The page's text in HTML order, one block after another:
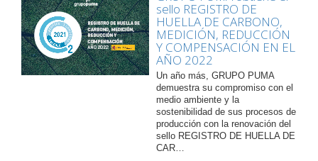
sello REGISTRO DE
HUELLA DE CARBONO,
MEDICIÓN, REDUCCIÓN
Y COMPENSACIÓN EN EL
AÑO 2022
Un año más, GRUPO PUMA
demuestra su compromiso con el
medio ambiente y la
sostenibilidad de sus procesos de
producción con la renovación del
sello REGISTRO DE HUELLA DE
CAR…